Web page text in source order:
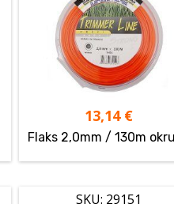
13,14 €
Flaks 2,0mm / 130m
SKU: 29151